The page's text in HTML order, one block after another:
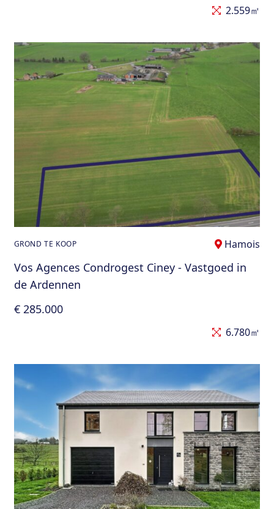
2.559㎡
GROND TE KOOP Hamois
Vos Agences Condrogest Ciney - Vastgoed in
de Ardennen
€ 285.000
6.780㎡